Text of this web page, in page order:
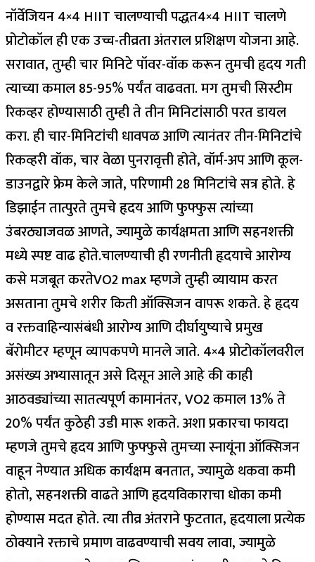
नॉर्वेजियन 4×4 HIIT चालण्याची पद्धत4×4 HIIT चालणे
प्रोटोकॉल ही एक उच्च-तीव्रता अंतराल प्रशिक्षण योजना आहे.
सरावात, तुम्ही चार मिनिटे पॉवर-वॉक करून तुमची हृदय गती
त्याच्या कमाल 85-95% पर्यंत वाढवता. मग तुमची सिस्टीम
रिकव्हर होण्यासाठी तुम्ही ते तीन मिनिटांसाठी परत डायल
करा. ही चार-मिनिटांची धावपळ आणि त्यानंतर तीन-मिनिटांचे
रिकव्हरी वॉक, चार वेळा पुनरावृत्ती होते, वॉर्म-अप आणि कूल-
डाउनद्वारे फ्रेम केले जाते, परिणामी 28 मिनिटांचे सत्र होते. हे
डिझाईन तात्पुरते तुमचे हृदय आणि फुफ्फुस त्यांच्या
उंबरठ्याजवळ आणते, ज्यामुळे कार्यक्षमता आणि सहनशक्ती
मध्ये स्पष्ट वाढ होते.चालण्याची ही रणनीती हृदयाचे आरोग्य
कसे मजबूत करतेVO2 max म्हणजे तुम्ही व्यायाम करत
असताना तुमचे शरीर किती ऑक्सिजन वापरू शकते. हे हृदय
व रक्तवाहिन्यासंबंधी आरोग्य आणि दीर्घायुष्याचे प्रमुख
बॅरोमीटर म्हणून व्यापकपणे मानले जाते. 4×4 प्रोटोकॉलवरील
असंख्य अभ्यासातून असे दिसून आले आहे की काही
आठवड्यांच्या सातत्यपूर्ण कामानंतर, VO2 कमाल 13% ते
20% पर्यंत कुठेही उडी मारू शकते.अशा प्रकारचा फायदा
म्हणजे तुमचे हृदय आणि फुफ्फुसे तुमच्या स्नायूंना ऑक्सिजन
वाहून नेण्यात अधिक कार्यक्षम बनतात, ज्यामुळे थकवा कमी
होतो, सहनशक्ती वाढते आणि हृदयविकाराचा धोका कमी
होण्यास मदत होते.त्या तीव्र अंतराने फुटतात, हृदयाला प्रत्येक
ठोक्याने रक्ताचे प्रमाण वाढवण्याची सवय लावा, ज्यामुळे